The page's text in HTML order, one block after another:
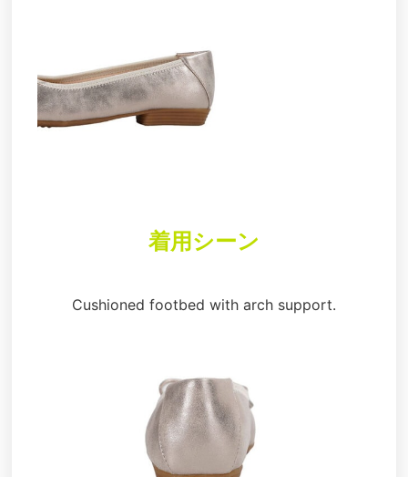
着用シーン
Cushioned footbed with arch support.